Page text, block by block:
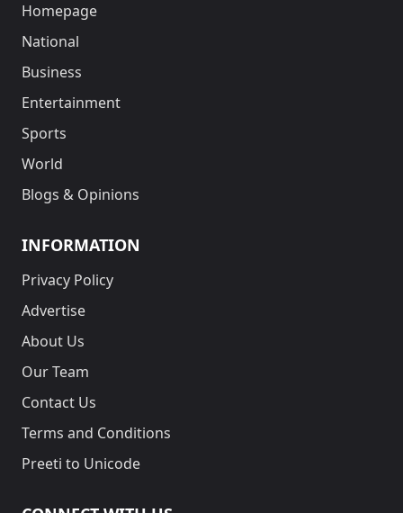
Homepage
National
Business
Entertainment
Sports
World
Blogs & Opinions
INFORMATION
Privacy Policy
Advertise
About Us
Our Team
Contact Us
Terms and Conditions
Preeti to Unicode